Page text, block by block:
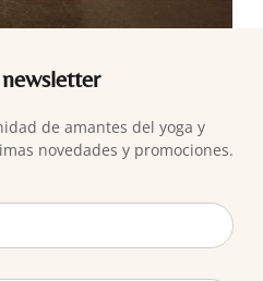
de amantes del yoga y
novedades y promociones.